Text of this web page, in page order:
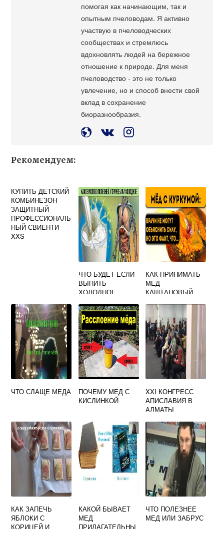
помогая как начинающим, так и
опытным пчеловодам. Я активно
участвую в пчеловодческих
сообществах и стремлюсь
вдохновлять людей на бережное
отношение к природе. Для меня
пчеловодство - это не только
увлечение, но и способ внести свой
вклад в сохранение
биоразнообразия.
Рекомендуем:
КУПИТЬ ДЕТСКИЙ
КОМБИНЕЗОН
ЗАЩИТНЫЙ
ПРОФЕССИОНАЛЬ
НЫЙ СВИЕНТИ
XXS
ЧТО БУДЕТ ЕСЛИ
ВЫПИТЬ
ХОЛОДНОЕ
МЕДОМ
КАК ПРИНИМАТЬ
МЕД
КАШТАНОВЫЙ
ЧТО СЛАЩЕ МЕДА
ПОЧЕМУ МЕД С
КИСЛИНКОЙ
XXI КОНГРЕСС
АПИСЛАВИЯ В
АЛМАТЫ
КАК ЗАПЕЧЬ
ЯБЛОКИ С
КОРИЦЕЙ И
КАКОЙ БЫВАЕТ
МЕД
ПРИЛАГАТЕЛЬНЫ
ЧТО ПОЛЕЗНЕЕ
МЕД ИЛИ ЗАБРУС